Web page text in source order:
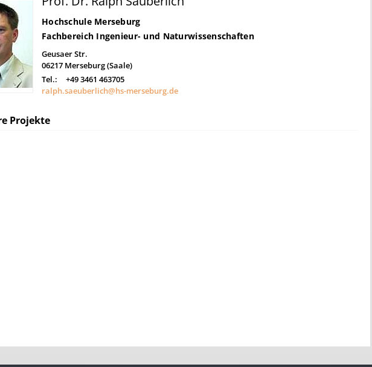
Hochschule Merseburg
Fachbereich Ingenieur- und Naturwissenschaften
Geusaer Str.
06217 Merseburg (Saale)
Tel.:
+49 3461 463705
ralph.saeuberlich@hs-merseburg.de
Projekte